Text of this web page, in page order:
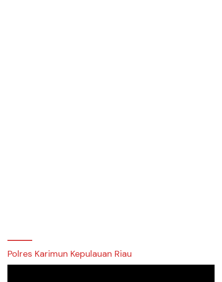
Polres Karimun Kepulauan Riau